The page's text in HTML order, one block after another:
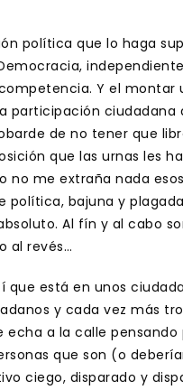
política que lo haga
Y el montar
participación ciudadana
de no tener que
que las urnas les
no me extraña nada
política, bajuna y
Al fín y al cabo
al revés…
que está en unos
y cada vez más
echa a la calle pensando
que son (o
ciego, disparado y